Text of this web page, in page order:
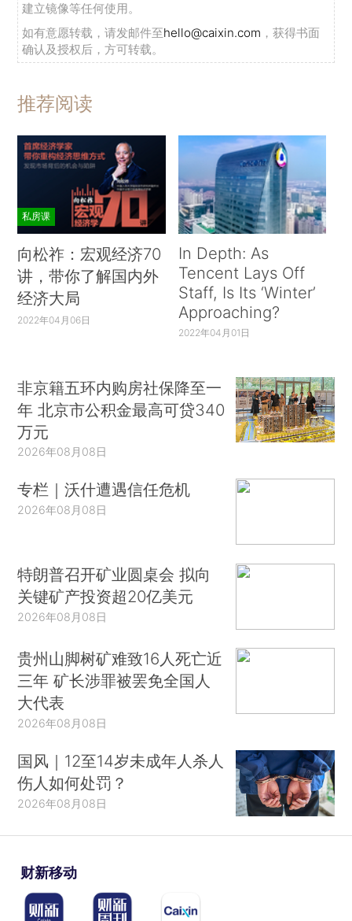
建立镜像等任何使用。
如有意愿转载，请发邮件至hello@caixin.com ，获得书面
确认及授权后，方可转载。
推荐阅读
私房课
向松祚：宏观经济70
讲，带你了解国内外
经济大局
2022年04月06日
In Depth: As
Tencent Lays Off
Staff, Is Its ‘Winter’
Approaching?
2022年04月01日
非京籍五环内购房社保降至一
年 北京市公积金最高可贷340
万元
2026年08月08日
专栏｜沃什遭遇信任危机
2026年08月08日
特朗普召开矿业圆桌会 拟向
关键矿产投资超20亿美元
2026年08月08日
贵州山脚树矿难致16人死亡近
三年 矿长涉罪被罢免全国人
大代表
2026年08月08日
国风｜12至14岁未成年人杀人
伤人如何处罚？
2026年08月08日
财新移动